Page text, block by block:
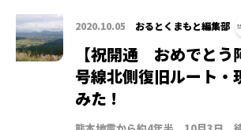
2020.10.05 おるとくまもと編集部
【祝開通 おめでとう
号線北側復旧ルート・
みた !